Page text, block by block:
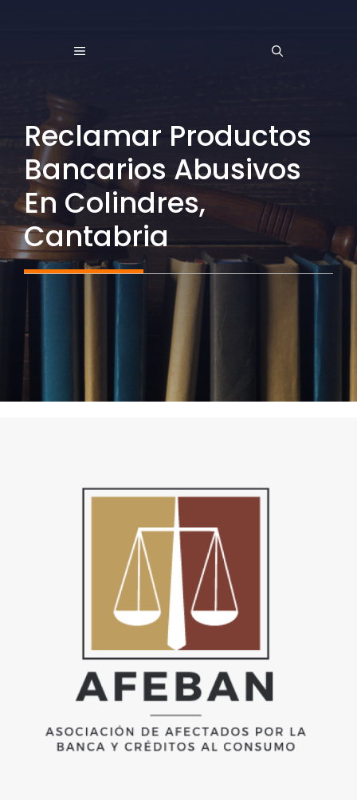
MENÚ
Reclamar Productos
Bancarios Abusivos
En Colindres,
Cantabria